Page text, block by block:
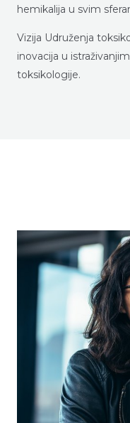
hemikalija u svim
Vizija Udruženja
inovacija u
toksikologije.